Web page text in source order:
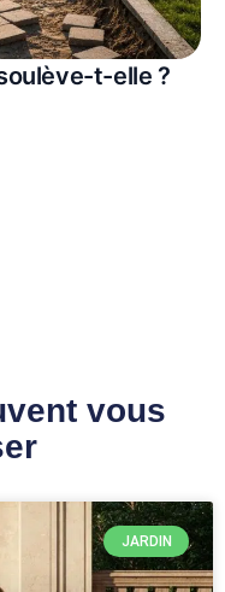
t-elle ?
vous
JARDIN